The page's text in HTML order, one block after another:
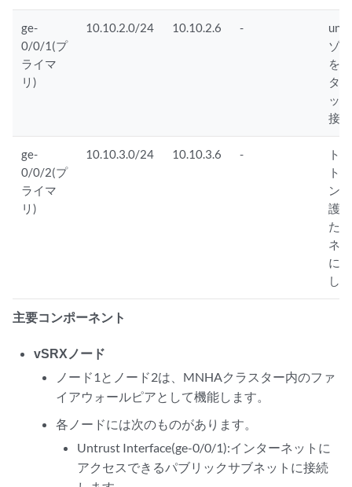
ge-
0/0/1(プ
ライマ
リ)
10.10.2.0/24 10.10.2.6 -
ゾ
を
タ
ッ
接続
ge-
0/0/2(プ
ライマ
リ)
10.10.3.0/24 10.10.3.6 -
ト
ト
ン
護
た
ネ
に
し
主要コンポーネント
vSRXノード
ノード1とノード2は、MNHAクラスター内のファ
イアウォールピアとして機能します。
各ノードには次のものがあります。
Untrust Interface(ge-0/0/1):インターネットに
アクセスできるパブリックサブネットに接続